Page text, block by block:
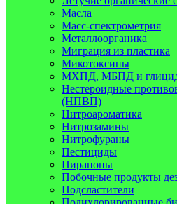
Масла
Масс-спектрометрия
Металлоорганика
Миграция из пластика
Микотоксины
МХПД, МБПД и
Нестероидные
(НПВП)
Нитроароматика
Нитрозамины
Нитрофураны
Пестициды
Пираноны
Побочные продукты
Подсластители